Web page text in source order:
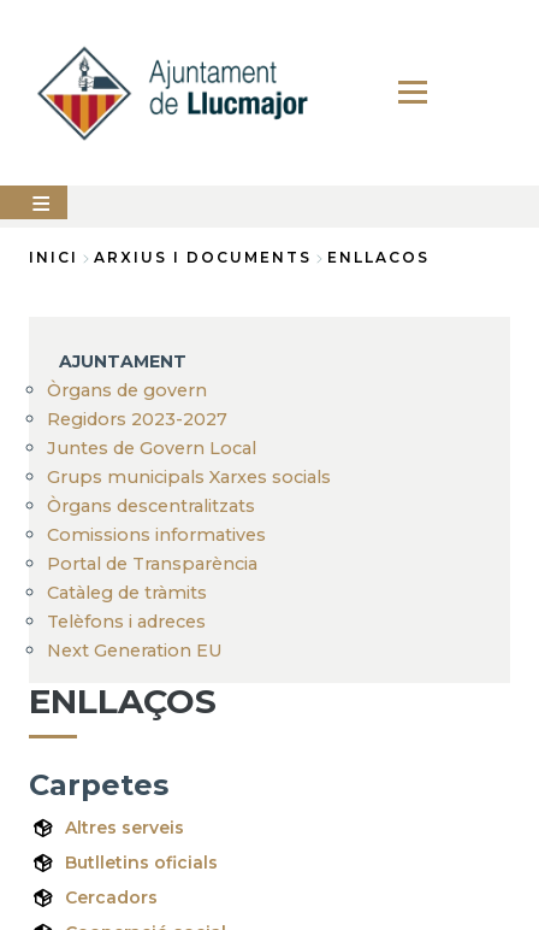
contingut
AJUNTAMENT
SERVEIS
MUNICIPALS
PERFIL
DEL
CONTRACTANT
ANUNCIS
INICI ARXIUS I DOCUMENTS ENLLACOS
AJUNTAMENT
Òrgans de govern
Regidors 2023-2027
Juntes de Govern Local
Grups municipals Xarxes socials
Òrgans descentralitzats
Comissions informatives
Portal de Transparència
Catàleg de tràmits
Telèfons i adreces
Next Generation EU
ENLLAÇOS
Carpetes
Altres serveis
Butlletins oficials
Cercadors